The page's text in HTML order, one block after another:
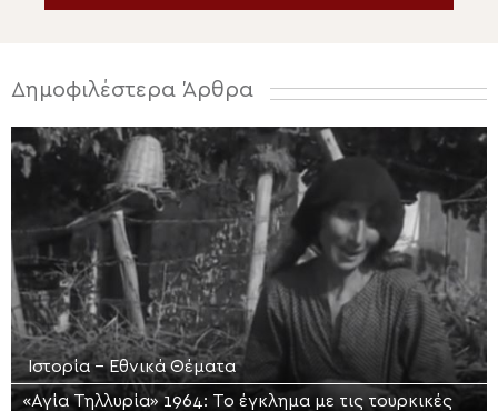
Δημοφιλέστερα Άρθρα
Ιστορία - Εθνικά Θέματα
«Αγία Τηλλυρία» 1964: Το έγκλημα με τις τουρκικές